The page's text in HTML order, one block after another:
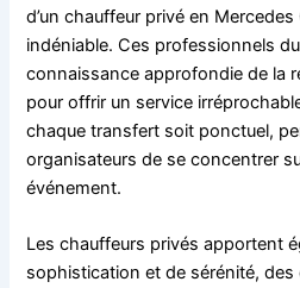
d’un chauffeur privé en
indéniable. Ces professionnels
connaissance approfondie de la
pour offrir un service
chaque transfert soit ponctuel,
organisateurs de se concentrer
événement.
Les chauffeurs privés apportent
sophistication et de sérénité, des